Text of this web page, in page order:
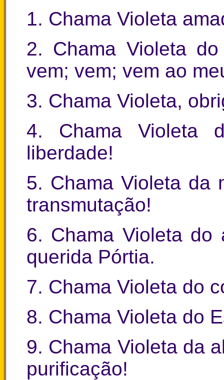
1. Chama Violeta
2. Chama Violeta
vem; vem; vem ao
3. Chama Violeta,
4. Chama Violeta
liberdade!
5. Chama Violeta da
transmutação!
6. Chama Violeta do
querida Pórtia.
7. Chama Violeta do
8. Chama Violeta do
9. Chama Violeta da
purificação!